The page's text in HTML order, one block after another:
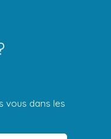
vous dans les